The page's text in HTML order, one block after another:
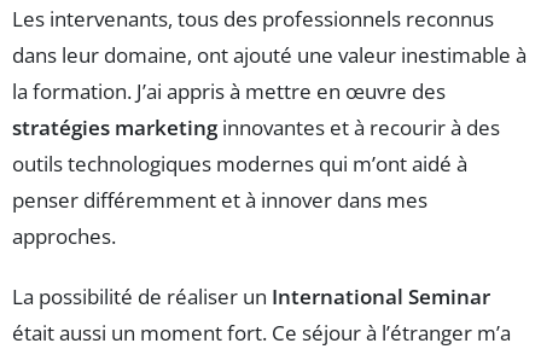
Les intervenants, tous des professionnels reconnus
dans leur domaine, ont ajouté une valeur inestimable à
la formation. J’ai appris à mettre en œuvre des
stratégies marketinginnovantes et à recourir à des
outils technologiques modernes qui m’ont aidé à
penser différemment et à innover dans mes
approches.
La possibilité de réaliser un International Seminar
était aussi un moment fort. Ce séjour à l’étranger m’a